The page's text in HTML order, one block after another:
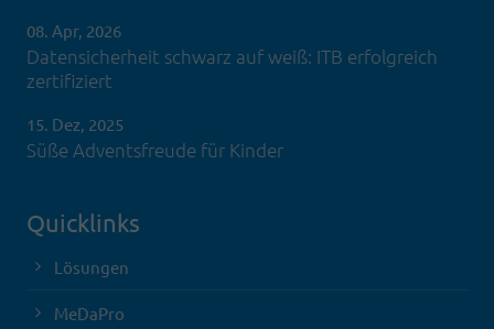
08. Apr, 2026
Datensicherheit schwarz auf weiß: ITB erfolgreich
zertifiziert
15. Dez, 2025
Süße Adventsfreude für Kinder
Quicklinks
Lösungen
MeDaPro